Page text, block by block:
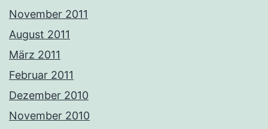
November 2011
August 2011
März 2011
Februar 2011
Dezember 2010
November 2010